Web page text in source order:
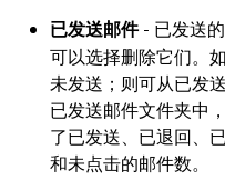
已发送邮件- 已发送
可以选择删除它们。
未发送；则可从已发
已发送邮件文件夹中
了已发送、已退回、
和未点击的邮件数。